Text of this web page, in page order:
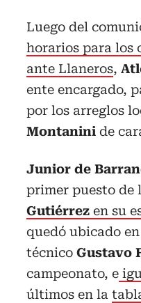
Luego del
horarios para los
ante Llaneros,
ente encargado,
por los arreglos
Montanini de
Junior de
primer puesto de
Gutiérrez en su
quedó ubicado
técnico Gustavo
campeonato, e
últimos en la